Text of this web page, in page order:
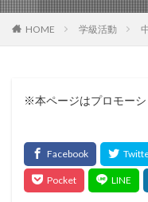
HOME 学級活動
※本ページはプロモーシ